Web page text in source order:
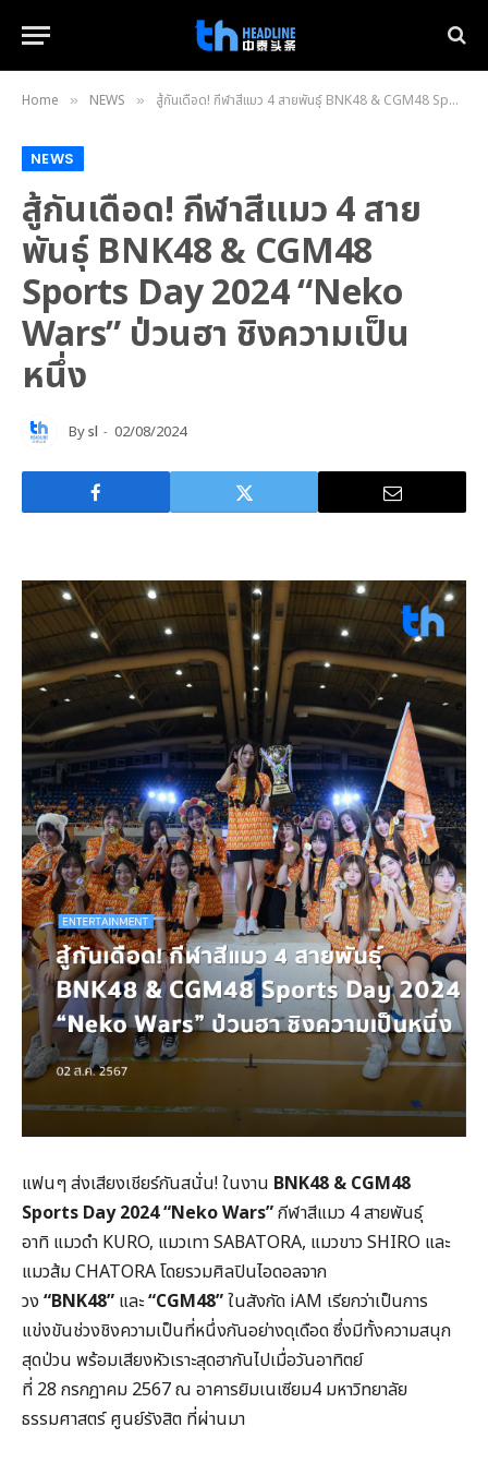
Home » NEWS » สู้กันเดือด! กีฬาสีแมว 4 สายพันธุ์ BNK48 & CGM48 Sports Day 2024 “Neko Wars” ป่วนฮา ชิงความเป็นหนึ่ง
NEWS
สู้กันเดือด! กีฬาสีแมว 4 สาย
พันธุ์ BNK48 & CGM48
Sports Day 2024 “Neko
Wars” ป่วนฮา ชิงความเป็น
หนึ่ง
Bysl 02/08/2024
แฟนๆ ส่งเสียงเชียร์กันสนั่น! ในงาน BNK48 & CGM48
Sports Day 2024 “Neko Wars”กีฬาสีแมว 4 สายพันธุ์
อาทิ แมวดำ KURO, แมวเทา SABATORA, แมวขาว SHIRO และ
แมวส้ม CHATORA โดยรวมศิลปินไอดอลจาก
วง “BNK48” และ“CGM48”ในสังกัด iAM เรียกว่าเป็นการ
แข่งขันช่วงชิงความเป็นที่หนึ่งกันอย่างดุเดือด ซึ่งมีทั้งความสนุก
สุดป่วน พร้อมเสียงหัวเราะสุดฮากันไปเมื่อวันอาทิตย์
ที่ 28 กรกฎาคม 2567 ณ อาคารยิมเนเซียม4 มหาวิทยาลัย
ธรรมศาสตร์ ศูนย์รังสิต ที่ผ่านมา